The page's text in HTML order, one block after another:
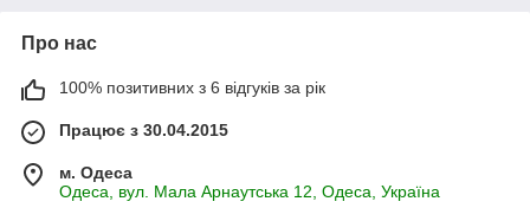
Про нас
100% позитивних з 6 відгуків за рік
Працює з 30.04.2015
м. Одеса
Одеса, вул. Мала Арнаутська 12, Одеса, Україна